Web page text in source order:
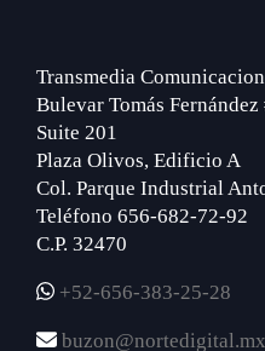
Transmedia
Bulevar Tomás Fernández
Suite 201
Plaza Olivos, Edificio A
Col. Parque Industrial
Teléfono 656-682-72-92
C.P. 32470
+52-656-383-25-28
buzon@nortedigital.mx